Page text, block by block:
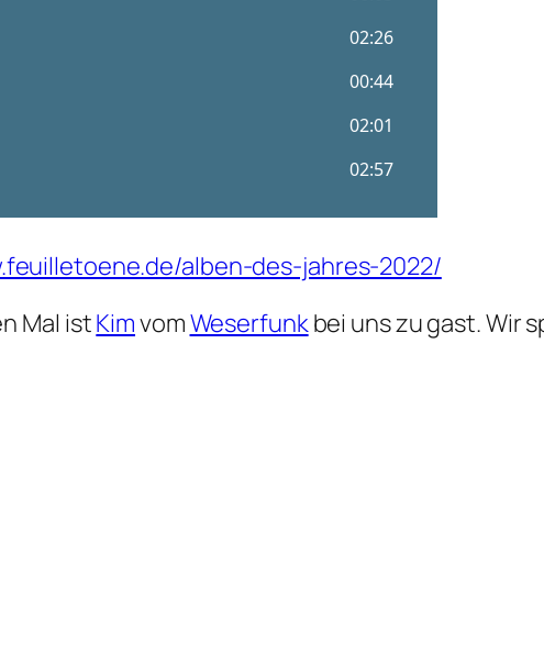
alben-des-jahres-2022/
Mal istKimvomWeserfunkbei uns zu gast. Wir